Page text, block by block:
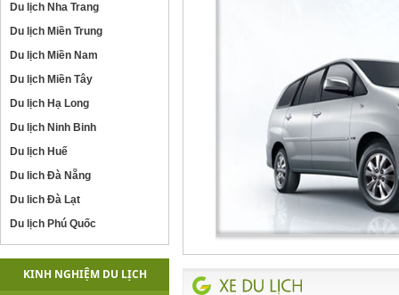
Du lịch Nha Trang
Du lịch Miền Trung
Du lịch Miền Nam
Du lịch Miền Tây
Du lịch Hạ Long
Du lịch Ninh Binh
Du lịch Huế
Du lich Đà Nẵng
Du lich Đà Lạt
Du lịch Phú Quốc
KINH NGHIỆM DU LỊCH